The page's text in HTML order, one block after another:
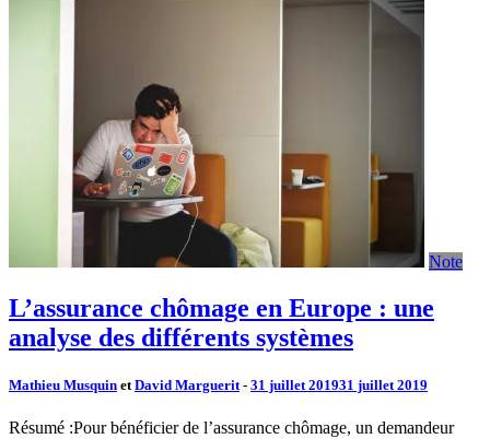
Note
L’assurance chômage en Europe : une
analyse des différents systèmes
Mathieu Musquin et David Marguerit - 31 juillet 201931 juillet 2019
Résumé :Pour bénéficier de l’assurance chômage, un demandeur